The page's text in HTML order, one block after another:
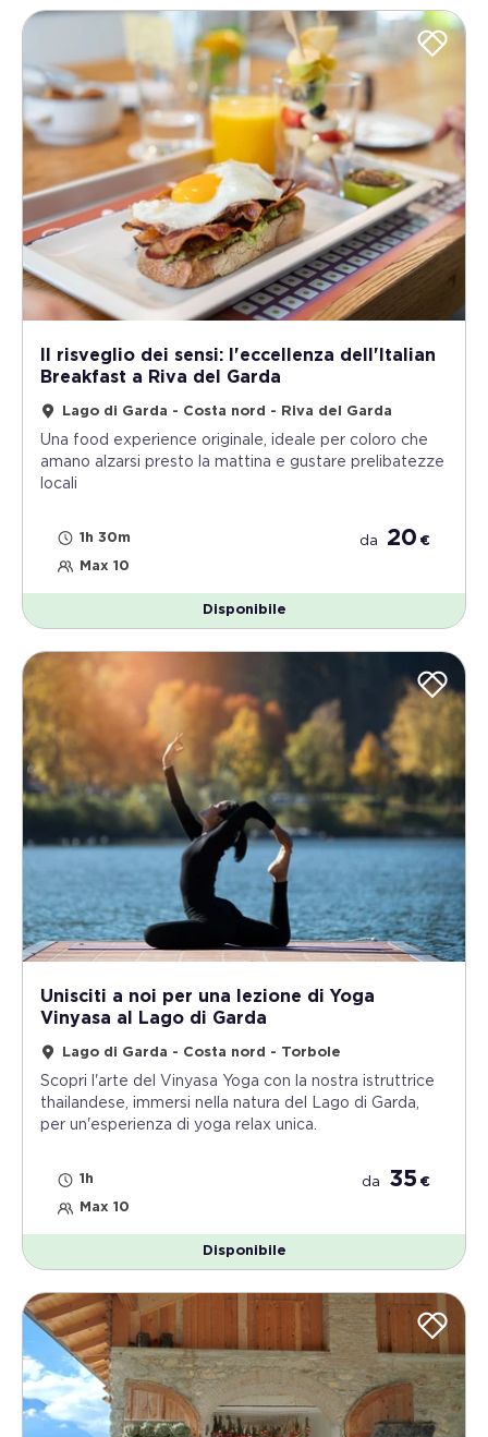
Il risveglio dei sensi: l'eccellenza dell'Italian
Breakfast a Riva del Garda
Lago di Garda - Costa nord - Riva del Garda
Una food experience originale, ideale per coloro che
amano alzarsi presto la mattina e gustare prelibatezze
locali
1h 30m
Max 10
da 20 €
Disponibile
Unisciti a noi per una lezione di Yoga
Vinyasa al Lago di Garda
Lago di Garda - Costa nord - Torbole
Scopri l'arte del Vinyasa Yoga con la nostra istruttrice
thailandese, immersi nella natura del Lago di Garda,
per un'esperienza di yoga relax unica.
1h
Max 10
da 35 €
Disponibile